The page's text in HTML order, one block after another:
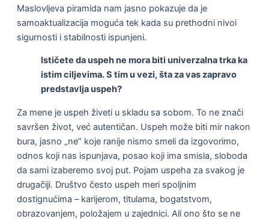
Maslovljeva piramida nam jasno pokazuje da je
samoaktualizacija moguća tek kada su prethodni nivoi
sigurnosti i stabilnosti ispunjeni.
Ističete da uspeh ne mora biti univerzalna trka ka
istim ciljevima. S tim u vezi, šta za vas zapravo
predstavlja uspeh?
Za mene je uspeh živeti u skladu sa sobom. To ne znači
savršen život, već autentičan. Uspeh može biti mir nakon
bura, jasno „ne” koje ranije nismo smeli da izgovorimo,
odnos koji nas ispunjava, posao koji ima smisla, sloboda
da sami izaberemo svoj put. Pojam uspeha za svakog je
drugačiji. Društvo često uspeh meri spoljnim
dostignućima – karijerom, titulama, bogatstvom,
obrazovanjem, položajem u zajednici. Ali ono što se ne